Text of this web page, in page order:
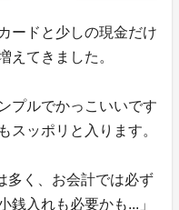
ードと少しの現金だけ
えてきました。
プルでかっこいいです
スッポリと入ります。
多く、お会計では必ず
銭入れも必要かも...」